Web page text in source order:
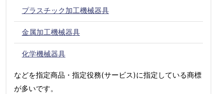
プラスチック加工機械器具
金属加工機械器具
化学機械器具
などを指定商品・指定役務(サービス)に指定している商標
が多いです。